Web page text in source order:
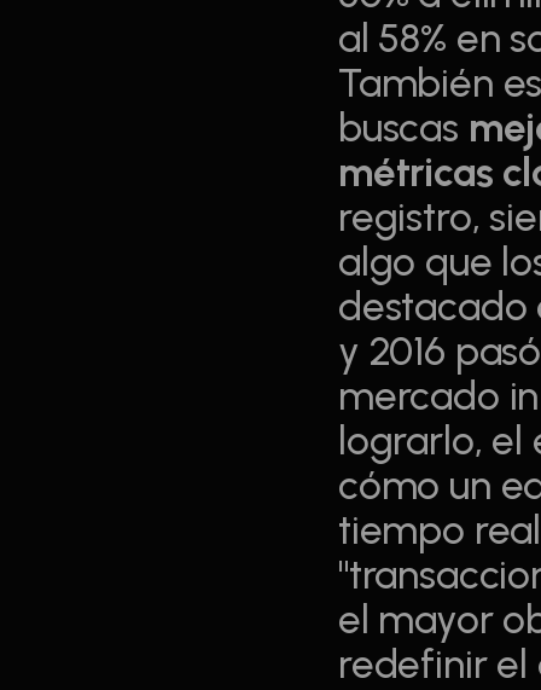
al 58% en
También
buscas
métricas
registro,
algo que
destacado
y 2016
mercado
lograrlo, el
cómo un
tiempo
el mayor
redefinir el